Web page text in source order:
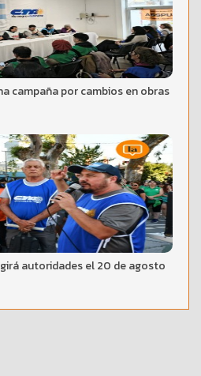
campaña por cambios en obras
autoridades el 20 de agosto